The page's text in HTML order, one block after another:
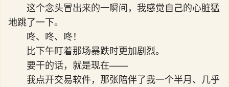
这个念头冒出来的一瞬间，我感觉自己的心脏猛
地跳了一下。
咚、咚、咚！
比下午盯着那场暴跌时更加剧烈。
要干的话，就是现在——
我点开交易软件，那张陪伴了我一个半月、几乎